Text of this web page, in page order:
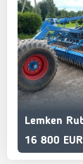
16 800 EUR